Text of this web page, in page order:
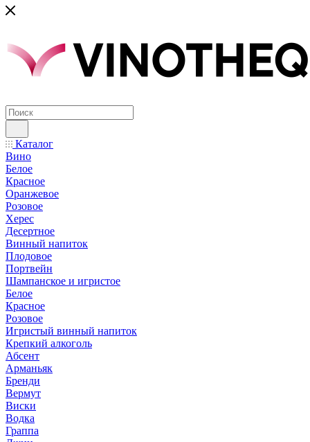
Каталог
Вино
Белое
Красное
Оранжевое
Розовое
Херес
Десертное
Винный напиток
Плодовое
Портвейн
Шампанское и игристое
Белое
Красное
Розовое
Игристый винный напиток
Крепкий алкоголь
Абсент
Арманьяк
Бренди
Вермут
Виски
Водка
Граппа